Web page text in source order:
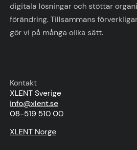
digitala lösningar och stöttar
förändring. Tillsammans
gör vi på många olika sätt.
Kontakt
XLENT Sverige
info@xlent.se
08-519 510 00
XLENT Norge